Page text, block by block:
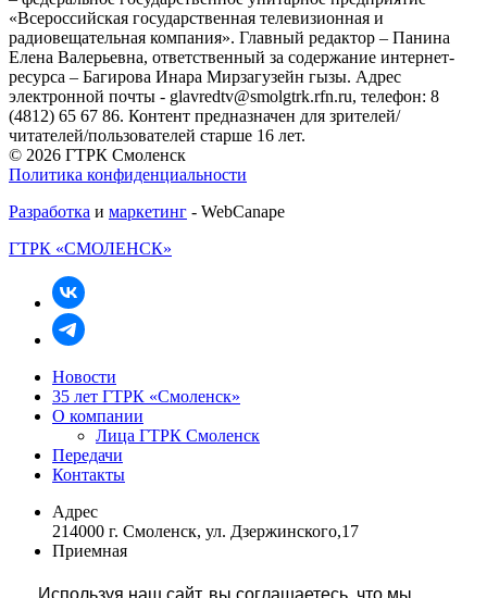
«Всероссийская государственная телевизионная и
радиовещательная компания». Главный редактор – Панина
Елена Валерьевна, ответственный за содержание интернет-
ресурса – Багирова Инара Мирзагузейн гызы. Адрес
электронной почты - glavredtv@smolgtrk.rfn.ru, телефон: 8
(4812) 65 67 86. Контент предназначен для зрителей/
читателей/пользователей старше 16 лет.
© 2026 ГТРК Смоленск
Политика конфиденциальности
Разработка и маркетинг - WebCanape
ГТРК «СМОЛЕНСК»
Новости
35 лет ГТРК «Смоленск»
О компании
Лица ГТРК Смоленск
Передачи
Контакты
Адрес
214000 г. Смоленск, ул. Дзержинского,17
Приемная
rukovodstvo@smolgtrk.rfn.ru